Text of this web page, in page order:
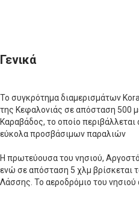
Γενικά
Το συγκρότημα διαμερισμάτων
της Κεφαλονιάς σε απόσταση 500
Καραβάδος, το οποίο
εύκολα προσβάσιμων παραλιών
Η πρωτεύουσα του νησιού,
ενώ σε απόσταση 5 χλμ βρίσκεται
Λάσσης. Το αεροδρόμιο του νησιού